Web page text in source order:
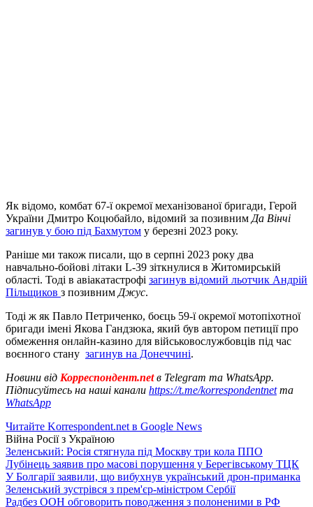
Як відомо, комбат 67-ї окремої механізованої бригади, Герой
України Дмитро Коцюбайло, відомий за позивним Да Вінчі
загинув у бою під Бахмутом у березні 2023 року.
Раніше ми також писали, що в серпні 2023 року два
навчально-бойові літаки L-39 зіткнулися в Житомирській
області. Тоді в авіакатастрофі загинув відомий льотчик Андрій
Пільщиков з позивним Джус.
Тоді ж як Павло Петриченко, боєць 59-ї окремої мотопіхотної
бригади імені Якова Гандзюка, який був автором петиції про
обмеження онлайн-казино для військовослужбовців під час
воєнного стану загинув на Донеччині.
Новини від Корреспондент.netв Telegram та WhatsApp.
Підписуйтесь на наші канали https://t.me/korrespondentnetта
WhatsApp
Читайте Korrespondent.net в Google News
Війна Росії з Україною
Зеленський: Росія стягнула під Москву три кола ППО
Лубінець заявив про масові порушення у Берегівському ТЦК
У Болгарії заявили, що вибухнув український дрон-приманка
Зеленський зустрівся з прем'єр-міністром Сербії
Радбез ООН обговорить поводження з полоненими в РФ